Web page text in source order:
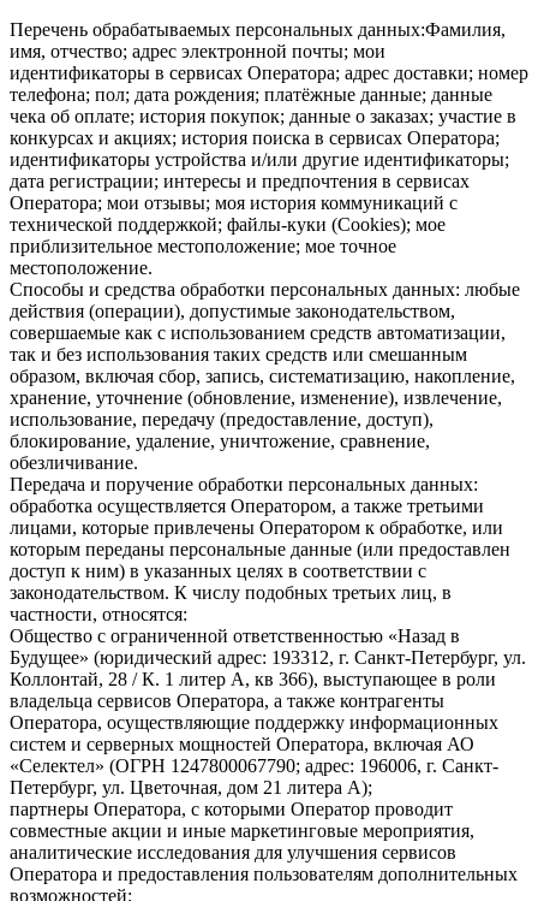
Перечень обрабатываемых персональных данных:Фамилия,
имя, отчество; адрес электронной почты; мои
идентификаторы в сервисах Оператора; адрес доставки; номер
телефона; пол; дата рождения; платёжные данные; данные
чека об оплате; история покупок; данные о заказах; участие в
конкурсах и акциях; история поиска в сервисах Оператора;
идентификаторы устройства и/или другие идентификаторы;
дата регистрации; интересы и предпочтения в сервисах
Оператора; мои отзывы; моя история коммуникаций с
технической поддержкой; файлы-куки (Cookies); мое
приблизительное местоположение; мое точное
местоположение.
Способы и средства обработки персональных данных: любые
действия (операции), допустимые законодательством,
совершаемые как с использованием средств автоматизации,
так и без использования таких средств или смешанным
образом, включая сбор, запись, систематизацию, накопление,
хранение, уточнение (обновление, изменение), извлечение,
использование, передачу (предоставление, доступ),
блокирование, удаление, уничтожение, сравнение,
обезличивание.
Передача и поручение обработки персональных данных:
обработка осуществляется Оператором, а также третьими
лицами, которые привлечены Оператором к обработке, или
которым переданы персональные данные (или предоставлен
доступ к ним) в указанных целях в соответствии с
законодательством. К числу подобных третьих лиц, в
частности, относятся:
Общество с ограниченной ответственностью «Назад в
Будущее» (юридический адрес: 193312, г. Санкт-Петербург, ул.
Коллонтай, 28 / К. 1 литер А, кв 366), выступающее в роли
владельца сервисов Оператора, а также контрагенты
Оператора, осуществляющие поддержку информационных
систем и серверных мощностей Оператора, включая АО
«Селектел» (ОГРН 1247800067790; адрес: 196006, г. Санкт-
Петербург, ул. Цветочная, дом 21 литера А);
партнеры Оператора, с которыми Оператор проводит
совместные акции и иные маркетинговые мероприятия,
аналитические исследования для улучшения сервисов
Оператора и предоставления пользователям дополнительных
возможностей;